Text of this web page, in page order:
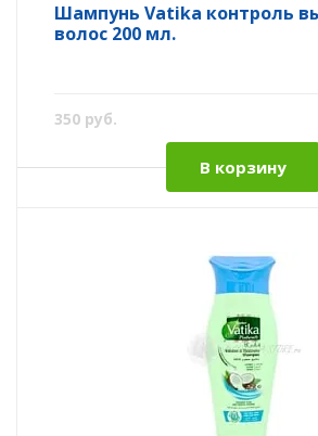
Шампунь Vatika контроль
волос 200 мл.
350 руб.
В корзину